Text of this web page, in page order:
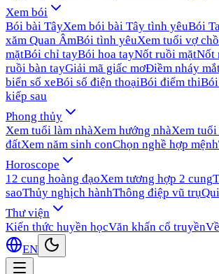
Xem bói
Bói bài TâyXem bói bài Tây tình yêuBói
xăm Quan ÂmBói tình yêuXem tuổi vợ
mặtBói chỉ tayBói hoa tayNốt ruồi mặtNốt
ruồi bàn tayGiải mã giấc mơĐiềm nháy
biển số xeBói số điện thoạiBói điểm thi
kiếp sau
Phong thủy
Xem tuổi làm nhàXem hướng nhàXem
đấtXem năm sinh conChọn nghề hợp mệnh
Horoscope
12 cung hoàng đạoXem tương hợp 2 cung
saoThủy nghịch hànhThông điệp vũ trụ
Thư viện
Kiến thức huyền họcVăn khấn cổ truyền
EN